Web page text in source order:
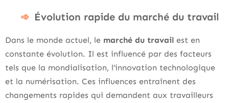
Évolution rapide du marché du travail
Dans le monde actuel, le marché du travail est en
constante évolution. Il est influencé par des facteurs
tels que la mondialisation, l’innovation technologique
et la numérisation. Ces influences entraînent des
changements rapides qui demandent aux travailleurs